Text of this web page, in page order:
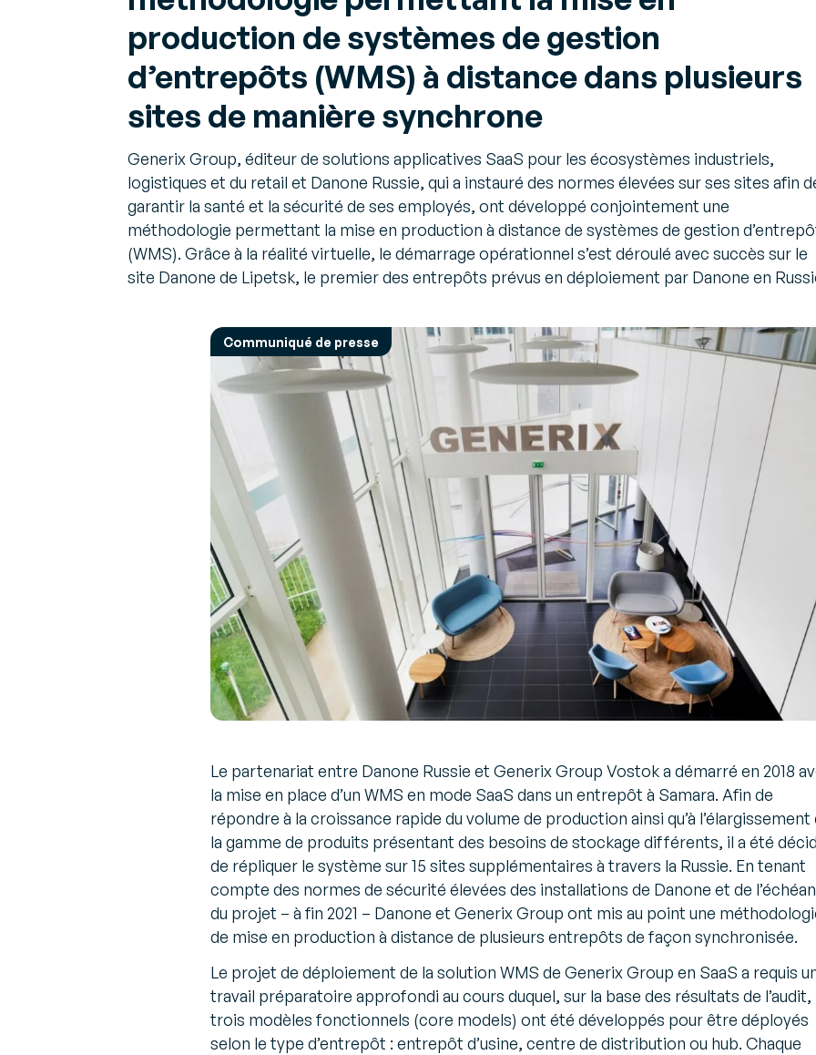
Faites confiance à l’une
Plateforme Agréée
opérations en entrepôt
Gestion du transport
Faites les meilleurs
choix d’affrètement et
de chargement
Gestion partagée
des
approvisionnements
Gérez vos
approvisionnements
de manière
collaborative
Prestataires
Logistiques - 3PL
Accélérez votre
croissance de manière
rentable et durable !
Animation du
parcours d’achat
omnicanal
en temps réel et
Gestion des stocks
unifiés
Réalisez en temps réel
toutes les opérations
de mouvement de
stocks et mettez en
produits
Actualités & Evènements
Parcourez nos dernières annonces
Avis d'experts
Perspectives et recommandations d’experts
sur les défis et solutions du secteur
production de systèmes de gestion
d’entrepôts (WMS) à distance dans plusieurs
sites de manière synchrone
Generix Group, éditeur de solutions applicatives SaaS pour les écosystèmes industriels,
logistiques et du retail et Danone Russie, qui a instauré des normes élevées sur ses sites afin
garantir la santé et la sécurité de ses employés, ont développé conjointement une
méthodologie permettant la mise en production à distance de systèmes de gestion
(WMS). Grâce à la réalité virtuelle, le démarrage opérationnel s’est déroulé avec succès sur le
site Danone de Lipetsk, le premier des entrepôts prévus en déploiement par Danone en
Communiqué de presse
Le partenariat entre Danone Russie et Generix Group Vostok a démarré en 2018
la mise en place d’un WMS en mode SaaS dans un entrepôt à Samara. Afin de
répondre à la croissance rapide du volume de production ainsi qu’à l’élargissement
la gamme de produits présentant des besoins de stockage différents, il a été
de répliquer le système sur 15 sites supplémentaires à travers la Russie. En tenant
compte des normes de sécurité élevées des installations de Danone et de
du projet – à fin 2021 – Danone et Generix Group ont mis au point une
de mise en production à distance de plusieurs entrepôts de façon synchronisée.
Le projet de déploiement de la solution WMS de Generix Group en SaaS a requis
travail préparatoire approfondi au cours duquel, sur la base des résultats de l’audit,
trois modèles fonctionnels (core models) ont été développés pour être déployés
selon le type d’entrepôt : entrepôt d’usine, centre de distribution ou hub. Chaque